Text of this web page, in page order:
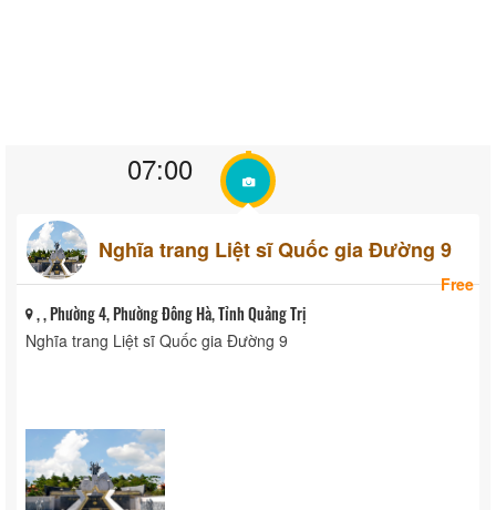
07:00
Nghĩa trang Liệt sĩ Quốc gia Đường 9
Free
, , Phường 4, Phường Đông Hà, Tỉnh Quảng Trị
Nghĩa trang Liệt sĩ Quốc gia Đường 9